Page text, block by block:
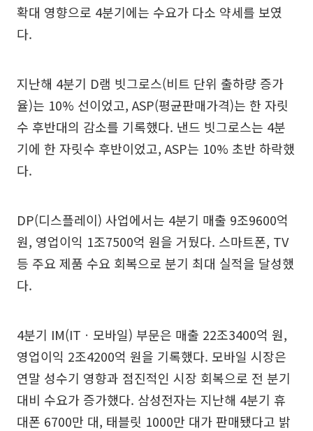
확대 영향으로 4분기에는 수요가 다소 약세를 보였
다.
지난해 4분기 D램 빗그로스(비트 단위 출하량 증가
율)는 10% 선이었고, ASP(평균판매가격)는 한 자릿
수 후반대의 감소를 기록했다. 낸드 빗그로스는 4분
기에 한 자릿수 후반이었고, ASP는 10% 초반 하락했
다.
DP(디스플레이) 사업에서는 4분기 매출 9조9600억
원, 영업이익 1조7500억 원을 거뒀다. 스마트폰, TV
등 주요 제품 수요 회복으로 분기 최대 실적을 달성했
다.
4분기 IM(ITㆍ모바일) 부문은 매출 22조3400억 원,
영업이익 2조4200억 원을 기록했다. 모바일 시장은
연말 성수기 영향과 점진적인 시장 회복으로 전 분기
대비 수요가 증가했다. 삼성전자는 지난해 4분기 휴
대폰 6700만 대, 태블릿 1000만 대가 판매됐다고 밝